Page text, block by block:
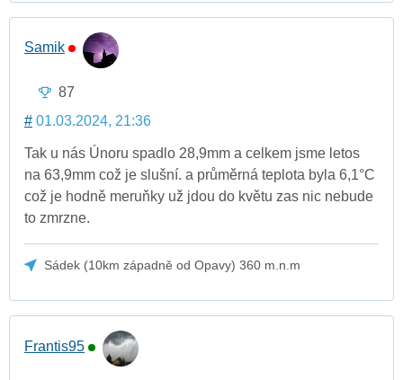
Samik
87
# 01.03.2024, 21:36
Tak u nás Únoru spadlo 28,9mm a celkem jsme letos
na 63,9mm což je slušní. a průměrná teplota byla 6,1°C
což je hodně meruňky už jdou do květu zas nic nebude
to zmrzne.
Sádek (10km západně od Opavy) 360 m.n.m
Frantis95